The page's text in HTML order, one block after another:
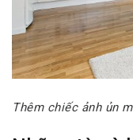
Thêm chiếc ảnh ủn